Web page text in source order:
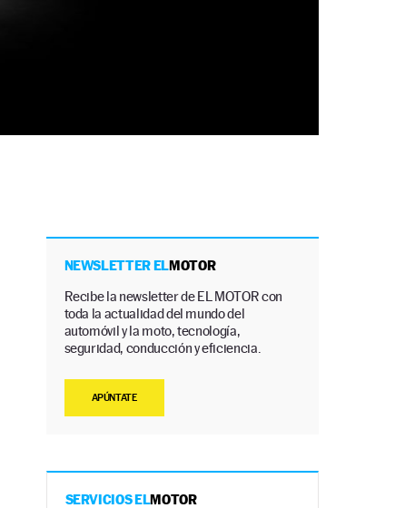
NEWSLETTER ELMOTOR
Recibe la newsletter de EL MOTOR con
toda la actualidad del mundo del
automóvil y la moto, tecnología,
seguridad, conducción y eficiencia.
APÚNTATE
SERVICIOS ELMOTOR